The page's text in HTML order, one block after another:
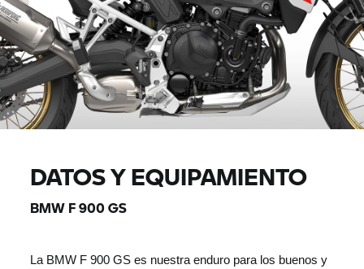
DATOS Y EQUIPAMIENTO
BMW F 900 GS
La BMW F 900 GS es nuestra enduro para los buenos y